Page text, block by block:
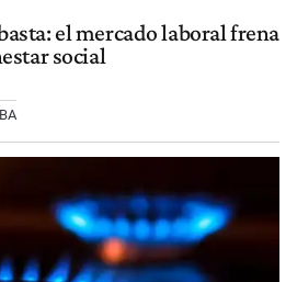
el mercado laboral frena
social